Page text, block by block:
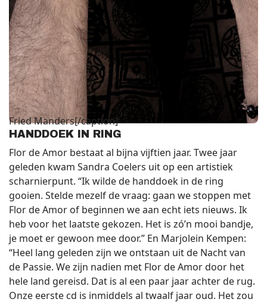
Fried Manders[/caption]
HANDDOEK IN RING
Flor de Amor bestaat al bijna vijftien jaar. Twee jaar
geleden kwam Sandra Coelers uit op een artistiek
scharnierpunt. “Ik wilde de handdoek in de ring
gooien. Stelde mezelf de vraag: gaan we stoppen met
Flor de Amor of beginnen we aan echt iets nieuws. Ik
heb voor het laatste gekozen. Het is zó’n mooi bandje,
je moet er gewoon mee door.” En Marjolein Kempen:
“Heel lang geleden zijn we ontstaan uit de Nacht van
de Passie. We zijn nadien met Flor de Amor door het
hele land gereisd. Dat is al een paar jaar achter de rug.
Onze eerste cd is inmiddels al twaalf jaar oud. Het zou